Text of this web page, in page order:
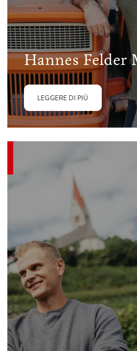
Hannes Felder
LEGGERE DI PIÚ